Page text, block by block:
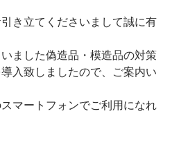
き立てくださいまして誠に有
ました偽造品・模造品の対策
入致しましたので、ご案内い
マートフォンでご利用になれ